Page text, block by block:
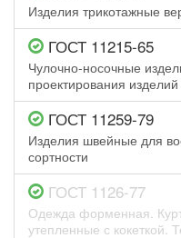
Изделия трикотажные
ГОСТ 11215-65
Чулочно-носочные
проектирования изделий
ГОСТ 11259-79
Изделия швейные для
сортности
ГОСТ 1126-77
Одежда форменная.
утепленные с кокеткой.